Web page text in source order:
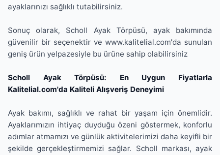
ayaklarınızı sağlıklı tutabilirsiniz.
Sonuç olarak, Scholl Ayak Törpüsü, ayak bakımında
güvenilir bir seçenektir ve www.kalitelial.com'da sunulan
geniş ürün yelpazesiyle bu ürüne sahip olabilirsiniz
Scholl Ayak Törpüsü: En Uygun Fiyatlarla
Kalitelial.com'da Kaliteli Alışveriş Deneyimi
Ayak bakımı, sağlıklı ve rahat bir yaşam için önemlidir.
Ayaklarımızın ihtiyaç duyduğu özeni göstermek, konforlu
adımlar atmamızı ve günlük aktivitelerimizi daha keyifli bir
şekilde gerçekleştirmemizi sağlar. Scholl markası, ayak